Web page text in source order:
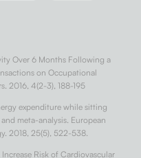
Over 6 Months Following a
on Occupational
2016, 4(2-3), 188-195
expenditure while sitting
meta-analysis. European
2018, 25(5), 522-538.
Risk of Cardiovascular